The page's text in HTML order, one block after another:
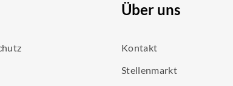
Über uns
Kontakt
Stellenmarkt